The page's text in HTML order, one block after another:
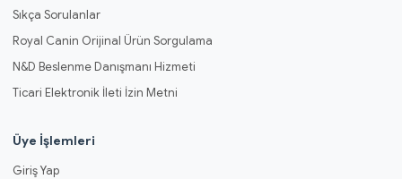
Sıkça Sorulanlar
Royal Canin Orijinal Ürün Sorgulama
N&D Beslenme Danışmanı Hizmeti
Ticari Elektronik İleti İzin Metni
Üye İşlemleri
Giriş Yap